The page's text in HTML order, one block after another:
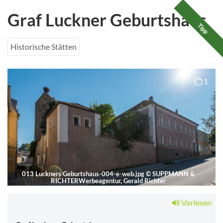
Graf Luckner Geburtshaus
Tipp
Historische Stätten
013 Luckners Geburtshaus-004-e-web.jpg©SUPPMANN &
RICHTERWerbeagentur, Gerald Richter
1
Vorlesen